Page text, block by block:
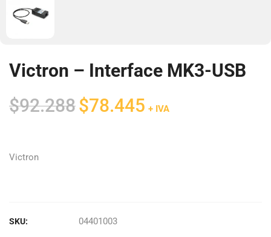
Victron – Interface MK3-USB
$92.288 El
precio
$78.445 + IVA
Victron
SKU: 04401003